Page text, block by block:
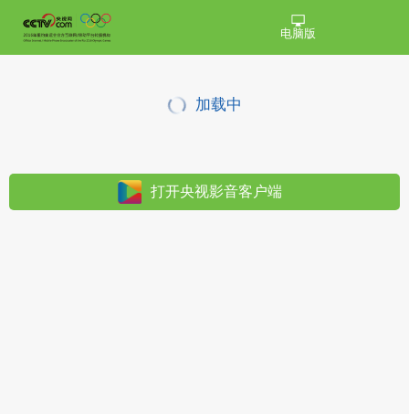
电脑版
加载中
打开央视影音客户端